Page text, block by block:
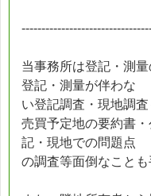
当事務所は登記・測
登記・測量が伴わな
い登記調査・現地調査
売買予定地の要約書
記・現地での問題点
の調査等面倒なことも